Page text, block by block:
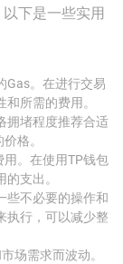
下是一些实用
Gas。在进行交易
所需的费用。
拥堵程度推荐合适
格。
。在使用TP钱包
支出。
些不必要的操作和
执行，可以减少整
场需求而波动。